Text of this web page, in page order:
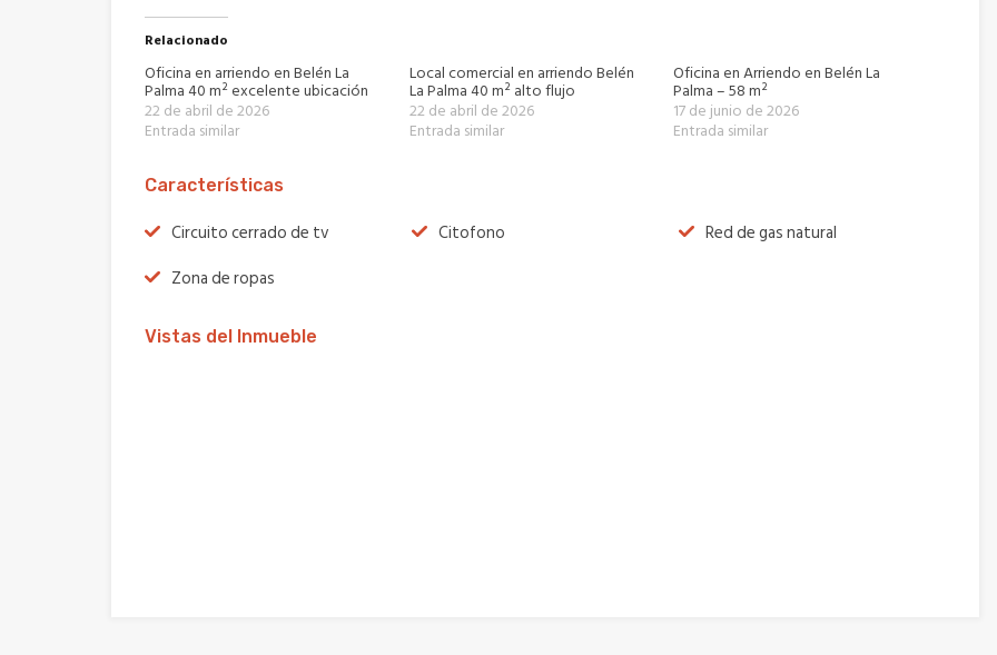
Relacionado
Oficina en arriendo en Belén La
Palma 40 m² excelente ubicación
22 de abril de 2026
Entrada similar
Local comercial en arriendo Belén
La Palma 40 m² alto flujo
22 de abril de 2026
Entrada similar
Oficina en Arriendo en Belén La
Palma – 58 m²
17 de junio de 2026
Entrada similar
Características
Circuito cerrado de tv Citofono
Red de gas natural
Zona de ropas
Vistas del Inmueble